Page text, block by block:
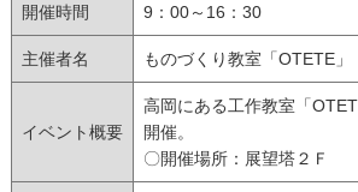
開催時間 9：00～16：30
主催者名 ものづくり教室「OTETE」
イベント概要
高岡にある工作教室「
開催。
〇開催場所：展望塔２Ｆ